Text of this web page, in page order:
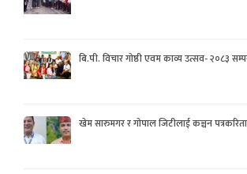
बि.पी. विचार गोष्ठी एवम काव्य उत्सव- २०८३
खेम सारुमगर र गोपाल जिटीलाई कञ्चन